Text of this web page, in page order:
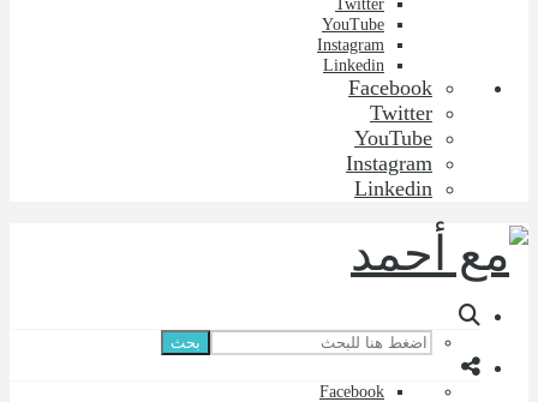
Twitter
YouTube
Instagram
Linkedin
Facebook
Twitter
YouTube
Instagram
Linkedin
بحث
Facebook